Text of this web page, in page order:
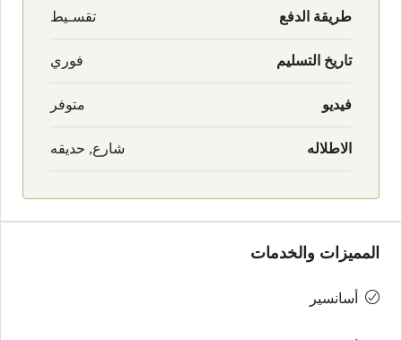
طريقة الدفع تقسـيط
تاريخ التسليم فوري
فيديو متوفر
الاطلاله شارع, حديقه
المميزات والخدمات
أسانسير